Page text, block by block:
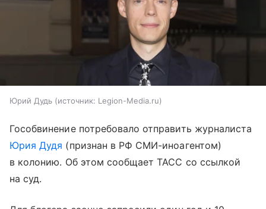
Юрий Дудь источник: Legion-Media.ru
Гособвинение потребовало отправить журналиста
Юрия Дудя (признан в РФ СМИ-иноагентом)
в колонию. Об этом сообщает ТАСС со ссылкой
на суд.